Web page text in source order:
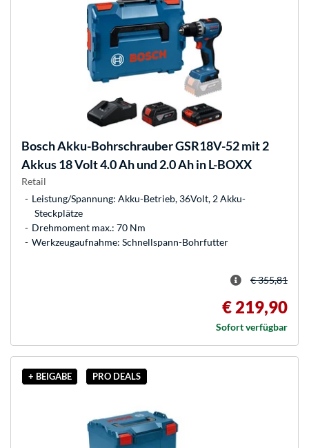
BoschAkku-Bohrschrauber GSR18V-52 mit 2
Akkus 18 Volt 4.0 Ah und 2.0 Ah in L-BOXX
Retail
Leistung/Spannung: Akku-Betrieb, 36Volt, 2 Akku-
Steckplätze
Drehmoment max.: 70 Nm
Werkzeugaufnahme: Schnellspann-Bohrfutter
€ 355,81
€ 219,90
Sofort verfügbar
+ BEIGABE PRO DEALS